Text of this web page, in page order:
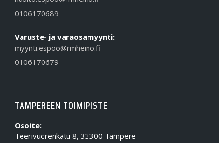
0106170689
Varuste- ja varaosamyynti:
myynti.espoo@rmheino.fi
0106170679
TAMPEREEN TOIMIPISTE
Osoite:
Teerivuorenkatu 8, 33300 Tampere